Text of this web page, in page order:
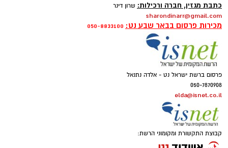
28:0. לא, זו לא התוצאה שבה הכוכב האדום בלגרד
הביסה את הפועל באר שבע. להפך. על הדשא
עיתונאים מישראל.
ישבתי שם והסתכלתי מסביב. שורות של עיתונאים
סרבים. מחשבים פתוחים, מצלמות, טלפונים,
כתבים שעובדים, מעבירים דיווחים חיים, כותבים,
מצלמים. מדינה שלמה שלחה אנשים כדי לסקר את
כתבת מגזין, חברה ורכילות: שרון דינר
sharondinarr@gmail.com
מכירות פרסום בבאר שבע נט: 050-8833100
פרסום ברשת ישראל נט - אלדה נתנאל
050-7870908
elda@isnet.co.il
קבוצת התקשורת ומקומוני הרשת: